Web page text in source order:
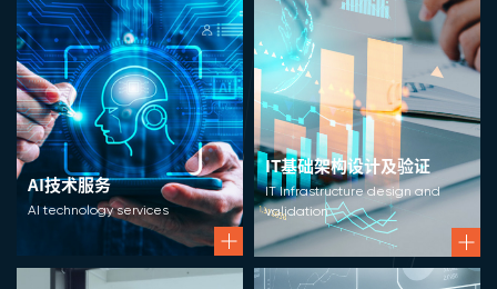
AI技术服务
AI technology services
IT基础架构设计及验证
IT Infrastructure design and
validation